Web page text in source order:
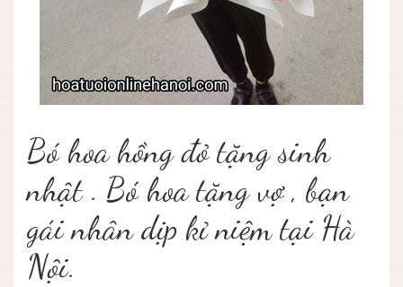
Bó hoa hồng đỏ tặng sinh
nhật . Bó hoa tặng vợ , bạn
gái nhân dịp kỉ niệm tại Hà
Nội.